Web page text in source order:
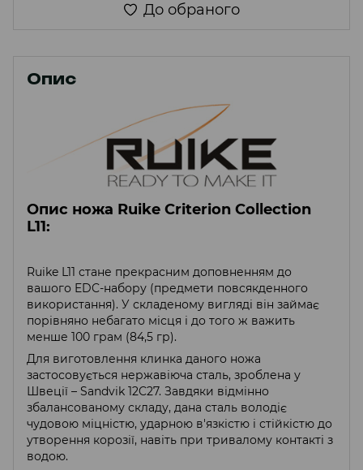
До обраного
Опис
Опис ножа Ruike Criterion Collection
L11:
Ruike L11 стане прекрасним доповненням до
вашого EDC-набору (предмети повсякденного
використання). У складеному вигляді він займає
порівняно небагато місця і до того ж важить
менше 100 грам (84,5 гр).
Для виготовлення клинка даного ножа
застосовується нержавіюча сталь, зроблена у
Швеції – Sandvik 12C27. Завдяки відмінно
збалансованому складу, дана сталь володіє
чудовою міцністю, ударною в'язкістю і стійкістю до
утворення корозії, навіть при тривалому контакті з
водою.